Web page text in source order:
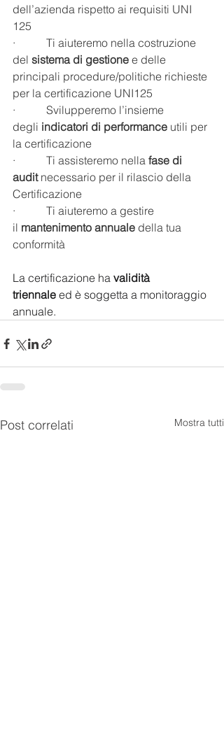
dell’azienda rispetto ai requisiti UNI
125
·           Ti aiuteremo nella costruzione
del sistema di gestione e delle
principali procedure/politiche richieste
per la certificazione UNI125
·           Svilupperemo l’insieme
degli indicatori di performance utili per
la certificazione
·           Ti assisteremo nella fase di
audit necessario per il rilascio della
Certificazione
·           Ti aiuteremo a gestire
il mantenimento annuale della tua
conformità
La certificazione ha validità
triennale ed è soggetta a monitoraggio
annuale.
Post correlati Mostra tutti